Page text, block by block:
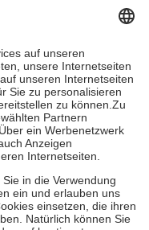
in der Regel die
Teil davon als Zuzahlung
in Höhe von zehn
jedochfünf Euround
als die tatsächlichen
Online-Apotheken.
beträgt die
zehn Euro je
eigene Gesundheit zu
zu unterstützen,